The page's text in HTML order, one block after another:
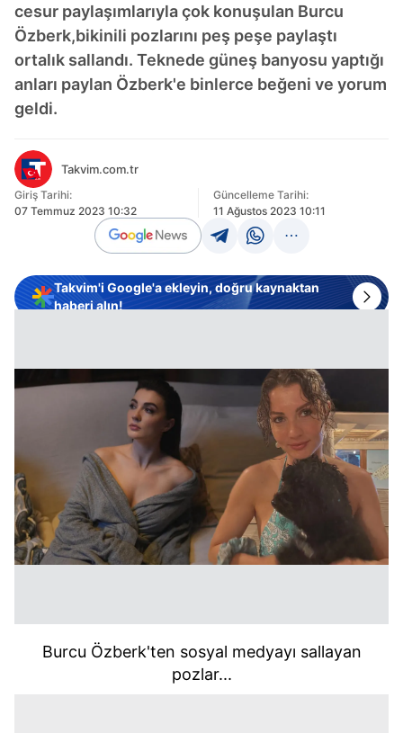
cesur paylaşımlarıyla çok konuşulan Burcu
Özberk,bikinili pozlarını peş peşe paylaştı
ortalık sallandı. Teknede güneş banyosu yaptığı
anları paylan Özberk'e binlerce beğeni ve yorum
geldi.
Takvim.com.tr
Giriş Tarihi:
07 Temmuz 2023 10:32
Güncelleme Tarihi:
11 Ağustos 2023 10:11
Takvim'i Google'a ekleyin, doğru kaynaktan
haberi alın!
Burcu Özberk'ten sosyal medyayı sallayan
pozlar...